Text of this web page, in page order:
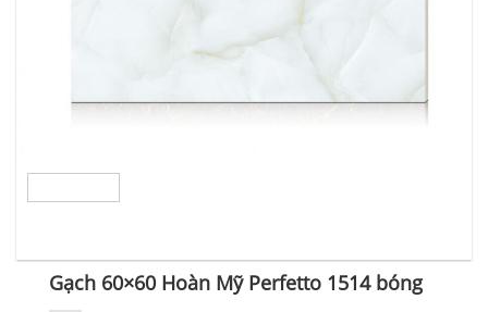
Gạch 60×60 Hoàn Mỹ Perfetto 1514 bóng